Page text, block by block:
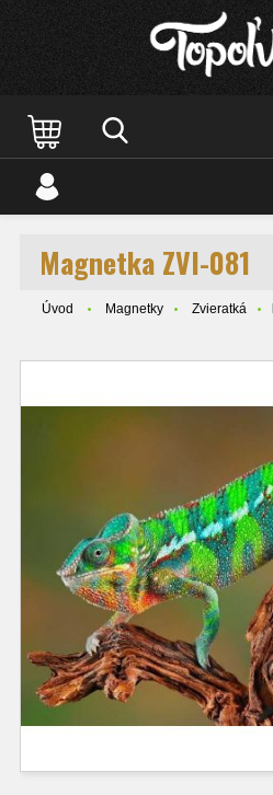
Magnetka ZVI-081
Úvod Magnetky Zvieratká